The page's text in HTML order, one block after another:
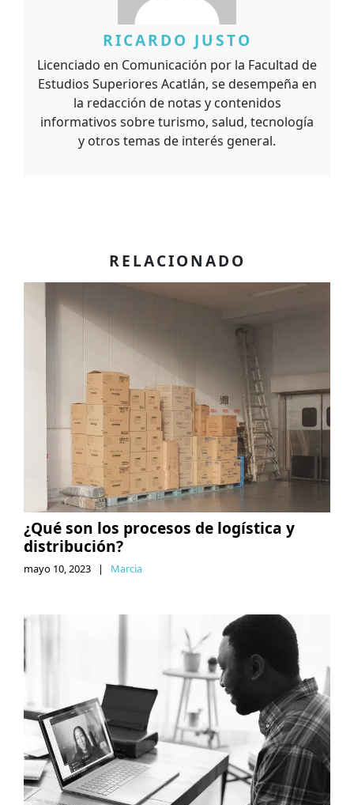
RICARDO JUSTO
Licenciado en Comunicación por la Facultad de
Estudios Superiores Acatlán, se desempeña en
la redacción de notas y contenidos
informativos sobre turismo, salud, tecnología
y otros temas de interés general.
RELACIONADO
¿Qué son los procesos de logística y
distribución?
mayo 10, 2023 | Marcia